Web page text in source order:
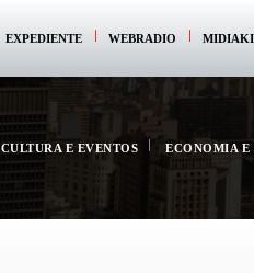
EXPEDIENTE WEBRADIO
CULTURA E EVENTOS ECONOMIA E